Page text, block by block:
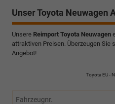
Unser Toyota Neuwagen
Unsere Reimport Toyota Neuwagen
attraktiven Preisen. Überzeugen Sie
Angebot!
Toyota EU -
Fahrzeugnr.